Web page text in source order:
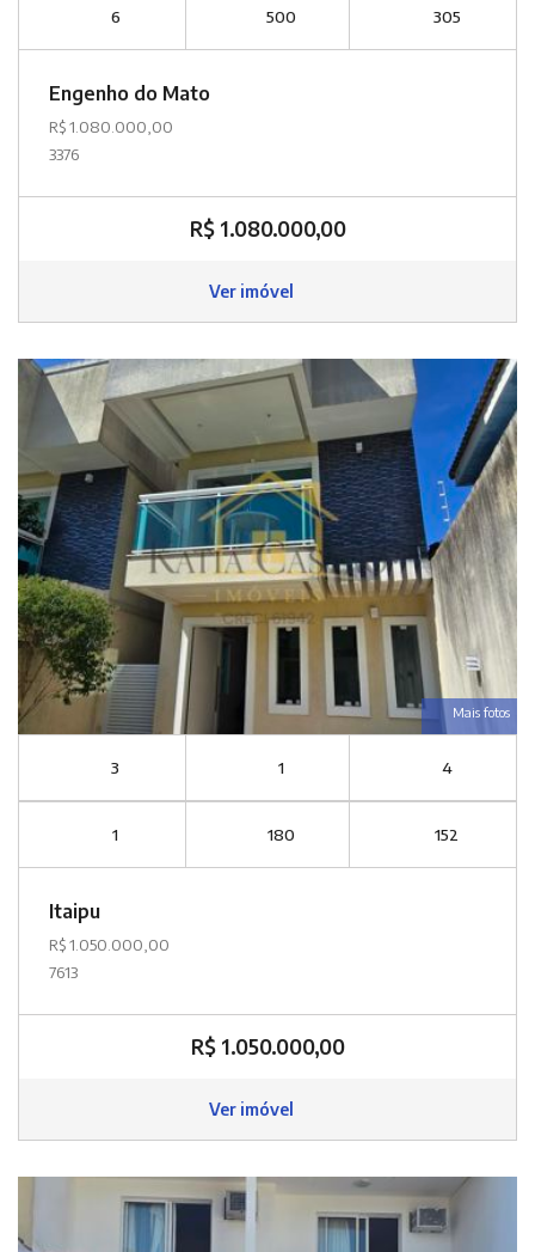
6 500 305
Engenho do Mato
R$ 1.080.000,00
3376
R$ 1.080.000,00
Ver imóvel
Mais fotos
3 1 4
1 180 152
Itaipu
R$ 1.050.000,00
7613
R$ 1.050.000,00
Ver imóvel